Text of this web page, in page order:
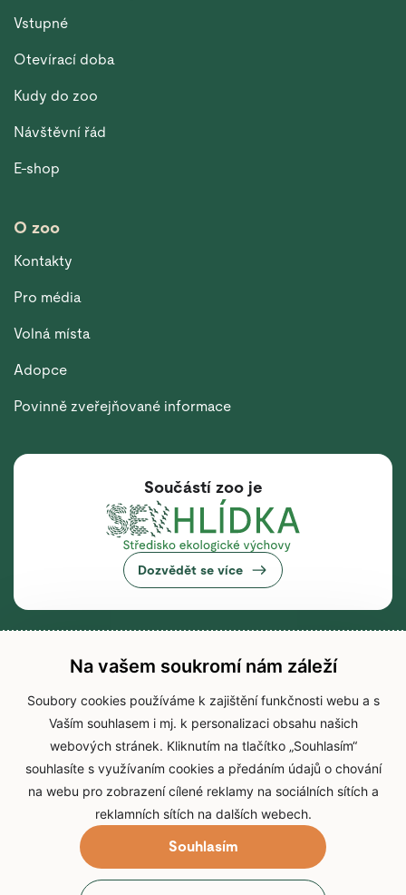
Vstupné
Otevírací doba
Kudy do zoo
Návštěvní řád
E-shop
O zoo
Kontakty
Pro média
Volná místa
Adopce
Povinně zveřejňované informace
Součástí zoo je
Dozvědět se více
© 2026 Zoo Brno
Na vašem soukromí nám záleží
Soubory cookies používáme k zajištění funkčnosti webu a s
Vaším souhlasem i mj. k personalizaci obsahu našich
webových stránek. Kliknutím na tlačítko „Souhlasím“
souhlasíte s využívaním cookies a předáním údajů o chování
na webu pro zobrazení cílené reklamy na sociálních sítích a
reklamních sítích na dalších webech.
Souhlasím